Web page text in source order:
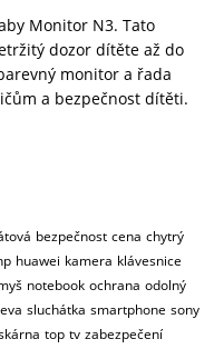
Monitor N3. Tato
dozor dítěte až do
monitor a řada
a bezpečnost dítěti.
bezpečnost cena chytrý
huawei kamera klávesnice
notebook ochrana odolný
sluchátka smartphone sony
top tv zabezpečení